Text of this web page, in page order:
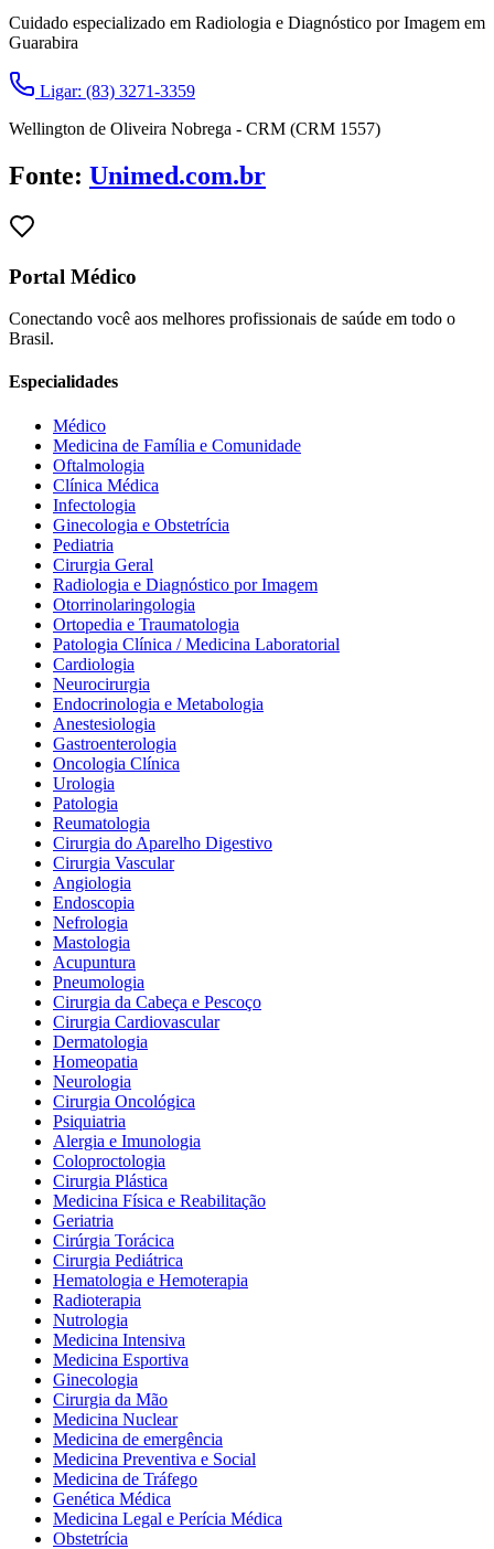
Cuidado especializado em Radiologia e Diagnóstico por Imagem em
Guarabira
Ligar: (83) 3271-3359
Wellington de Oliveira Nobrega - CRM (CRM 1557)
Fonte: Unimed.com.br
Portal Médico
Conectando você aos melhores profissionais de saúde em todo o
Brasil.
Especialidades
Médico
Medicina de Família e Comunidade
Oftalmologia
Clínica Médica
Infectologia
Ginecologia e Obstetrícia
Pediatria
Cirurgia Geral
Radiologia e Diagnóstico por Imagem
Otorrinolaringologia
Ortopedia e Traumatologia
Patologia Clínica / Medicina Laboratorial
Cardiologia
Neurocirurgia
Endocrinologia e Metabologia
Anestesiologia
Gastroenterologia
Oncologia Clínica
Urologia
Patologia
Reumatologia
Cirurgia do Aparelho Digestivo
Cirurgia Vascular
Angiologia
Endoscopia
Nefrologia
Mastologia
Acupuntura
Pneumologia
Cirurgia da Cabeça e Pescoço
Cirurgia Cardiovascular
Dermatologia
Homeopatia
Neurologia
Cirurgia Oncológica
Psiquiatria
Alergia e Imunologia
Coloproctologia
Cirurgia Plástica
Medicina Física e Reabilitação
Geriatria
Cirúrgia Torácica
Cirurgia Pediátrica
Hematologia e Hemoterapia
Radioterapia
Nutrologia
Medicina Intensiva
Medicina Esportiva
Ginecologia
Cirurgia da Mão
Medicina Nuclear
Medicina de emergência
Medicina Preventiva e Social
Medicina de Tráfego
Genética Médica
Medicina Legal e Perícia Médica
Obstetrícia